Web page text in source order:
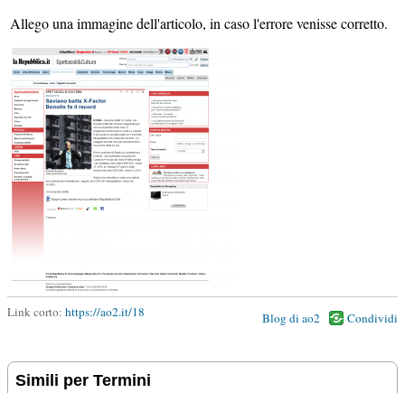
Allego una immagine dell'articolo, in caso l'errore venisse corretto.
Link corto: https://ao2.it/18 Blog di ao2 Condividi
Simili per Termini